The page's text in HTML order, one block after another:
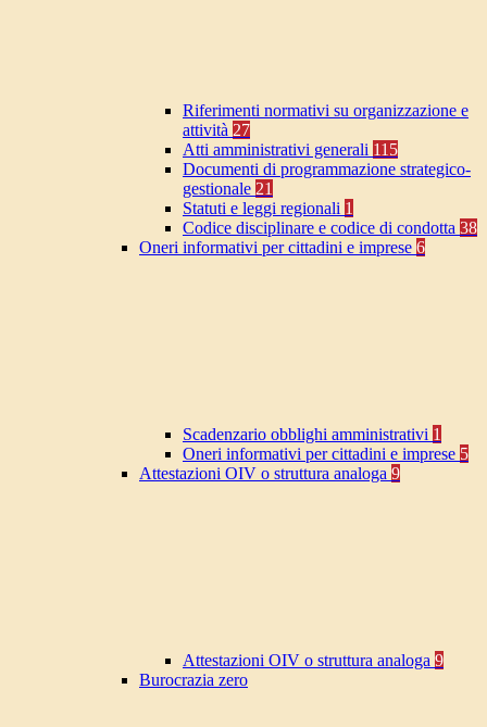
Riferimenti normativi su organizzazione e
attività 27
Atti amministrativi generali 115
Documenti di programmazione strategico-
gestionale 21
Statuti e leggi regionali 1
Codice disciplinare e codice di condotta 38
Oneri informativi per cittadini e imprese 6
Scadenzario obblighi amministrativi 1
Oneri informativi per cittadini e imprese 5
Attestazioni OIV o struttura analoga 9
Attestazioni OIV o struttura analoga 9
Burocrazia zero